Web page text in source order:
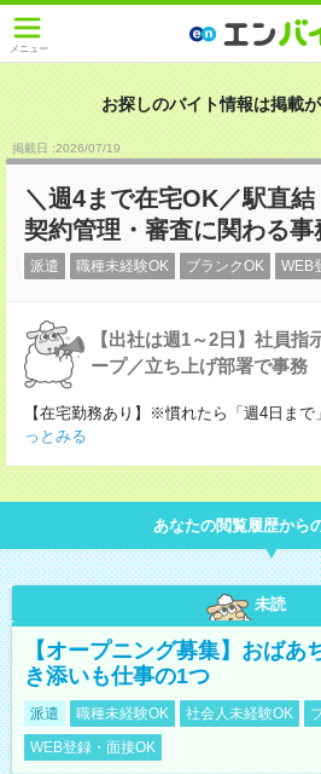
メニュー
お探しのバイト情報は掲載が
掲載日 :2026/07/19
＼週4まで在宅OK／駅直
契約管理・審査に関わる事
派遣 職種未経験OK ブランクOK WEB
【出社は週1～2日】社員
ープ／立ち上げ部署で事務
【在宅勤務あり】※慣れたら「週4日ま
っとみる
あなたの閲覧履歴から
未読
【オープニング募集】おばあ
き添いも仕事の1つ
派遣 職種未経験OK 社会人未経験OK
WEB登録・面接OK